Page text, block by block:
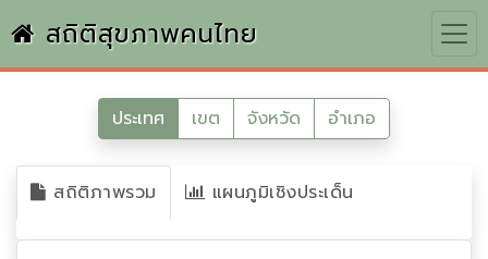
สถิติสุขภาพคนไทย
ประเทศ เขต จังหวัด อำเภอ
สถิติภาพรวม แผนภูมิเชิงประเด็น